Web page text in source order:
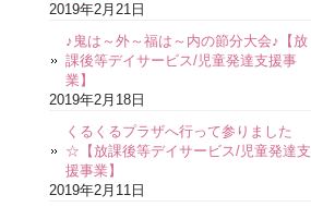
2019年2月21日
♪鬼は～外～福は～内の節分大会♪【放
課後等デイサービス/児童発達支援事
業】
2019年2月18日
くるくるプラザへ行って参りました
☆【放課後等デイサービス/児童発達支
援事業】
2019年2月11日